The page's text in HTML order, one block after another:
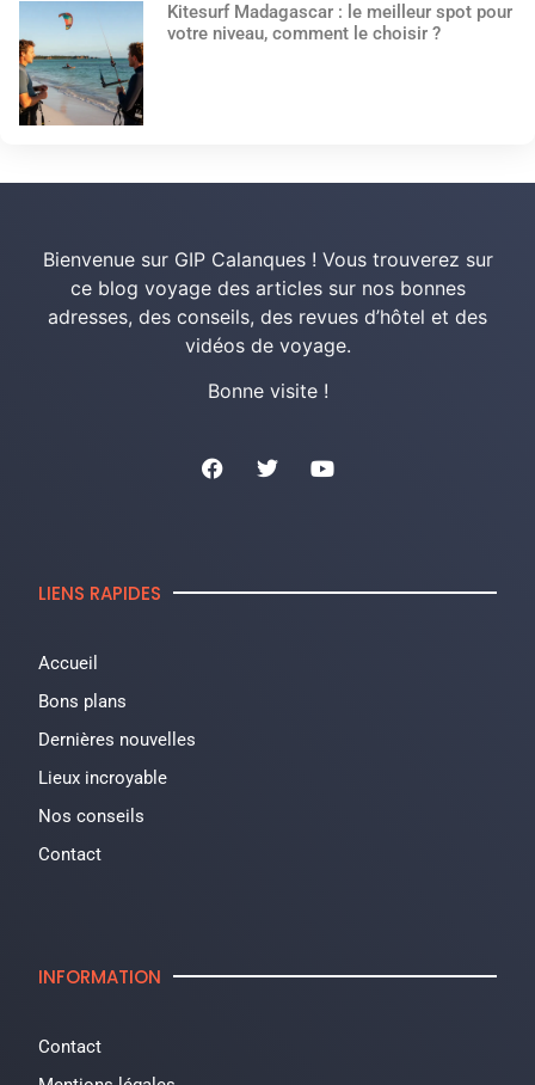
Kitesurf Madagascar : le meilleur spot pour
votre niveau, comment le choisir ?
Bienvenue sur GIP Calanques ! Vous trouverez sur
ce blog voyage des articles sur nos bonnes
adresses, des conseils, des revues d’hôtel et des
vidéos de voyage.
Bonne visite !
LIENS RAPIDES
Accueil
Bons plans
Dernières nouvelles
Lieux incroyable
Nos conseils
Contact
INFORMATION
Contact